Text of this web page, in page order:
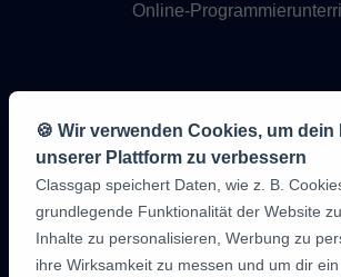
Online-
9,6/10
1,339,284
Meinungen
der
🍪 Wir verwenden Cookies, um
unserer Plattform zu verbessern
Classgap speichert Daten, wie z. B.
grundlegende Funktionalität der Website
Inhalte zu personalisieren, Werbung zu
ihre Wirksamkeit zu messen und um dir